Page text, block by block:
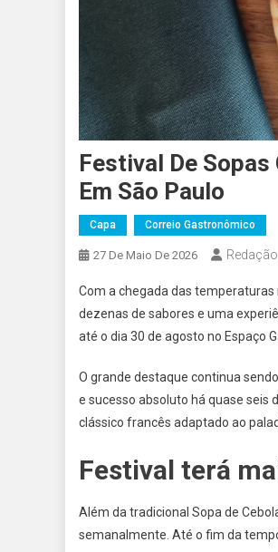
Festival De
Em São Paulo
Capa Correio Gastronômico
27 De Maio De 2026 Redação
Com a chegada das
dezenas de sabores e uma
até o dia 30 de agosto no Espaço
O grande destaque continua
e sucesso absoluto há quase seis
clássico francês adaptado ao
Festival terá
Além da tradicional Sopa de
semanalmente. Até o fim da